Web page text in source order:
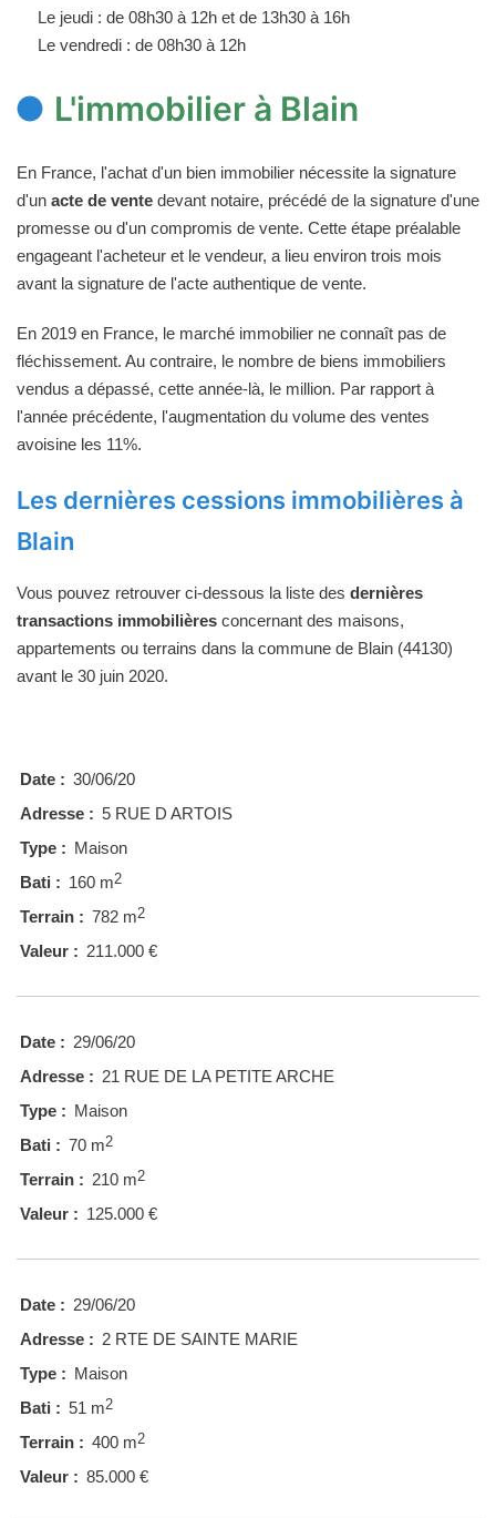
Le jeudi : de 08h30 à 12h et de 13h30 à 16h
Le vendredi : de 08h30 à 12h
L'immobilier à Blain
En France, l'achat d'un bien immobilier nécessite la signature
d'un acte de vente devant notaire, précédé de la signature d'une
promesse ou d'un compromis de vente. Cette étape préalable
engageant l'acheteur et le vendeur, a lieu environ trois mois
avant la signature de l'acte authentique de vente.
En 2019 en France, le marché immobilier ne connaît pas de
fléchissement. Au contraire, le nombre de biens immobiliers
vendus a dépassé, cette année-là, le million. Par rapport à
l'année précédente, l'augmentation du volume des ventes
avoisine les 11%.
Les dernières cessions immobilières à
Blain
Vous pouvez retrouver ci-dessous la liste des dernières
transactions immobilières concernant des maisons,
appartements ou terrains dans la commune de Blain (44130)
avant le 30 juin 2020.
Date : 30/06/20
Adresse : 5 RUE D ARTOIS
Type : Maison
Bati : 160 m2
Terrain : 782 m2
Valeur : 211.000 €
Date : 29/06/20
Adresse : 21 RUE DE LA PETITE ARCHE
Type : Maison
Bati : 70 m2
Terrain : 210 m2
Valeur : 125.000 €
Date : 29/06/20
Adresse : 2 RTE DE SAINTE MARIE
Type : Maison
Bati : 51 m2
Terrain : 400 m2
Valeur : 85.000 €